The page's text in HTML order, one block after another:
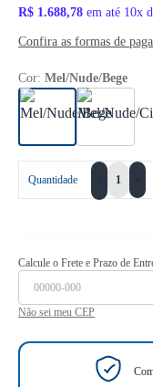
R$ 1.688,78 em até 10x
Confira as formas de
Cor: Mel/Nude/Bege
Quantidade
Calcule o Frete e Prazo de
Não sei meu CEP